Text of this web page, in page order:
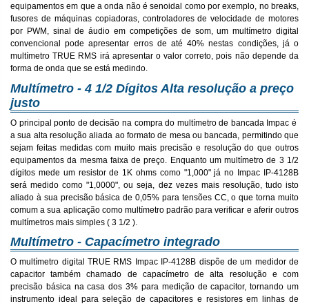
equipamentos em que a onda não é senoidal como por exemplo, no breaks,
fusores de máquinas copiadoras, controladores de velocidade de motores
por PWM, sinal de áudio em competições de som, um multímetro digital
convencional pode apresentar erros de até 40% nestas condições, já o
multímetro TRUE RMS irá apresentar o valor correto, pois não depende da
forma de onda que se está medindo.
Multímetro - 4 1/2 Dígitos Alta resolução a preço
justo
O principal ponto de decisão na compra do multímetro de bancada Impac é
a sua alta resolução aliada ao formato de mesa ou bancada, permitindo que
sejam feitas medidas com muito mais precisão e resolução do que outros
equipamentos da mesma faixa de preço. Enquanto um multímetro de 3 1/2
dígitos mede um resistor de 1K ohms como "1,000" já no Impac IP-4128B
será medido como "1,0000", ou seja, dez vezes mais resolução, tudo isto
aliado à sua precisão básica de 0,05% para tensões CC, o que torna muito
comum a sua aplicação como multímetro padrão para verificar e aferir outros
multímetros mais simples ( 3 1/2 ).
Multímetro - Capacímetro integrado
O multímetro digital TRUE RMS Impac IP-4128B dispõe de um medidor de
capacitor também chamado de capacímetro de alta resolução e com
precisão básica na casa dos 3% para medição de capacitor, tornando um
instrumento ideal para seleção de capacitores e resistores em linhas de